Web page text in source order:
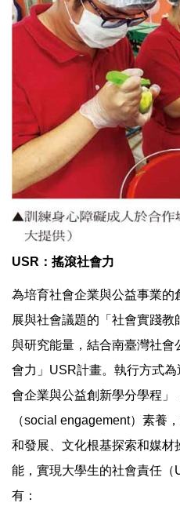
USR ：搖滾社會力
為培育社會企業與公益事業
展與社會議題的「社會實踐
與研究能量，結合南臺灣社
會力」USR計畫。執行方式
會企業與公益創新學分學程」
（social engagement）素養
和發展、文化根基探索和媒材
能，實現大學生的社會責任
有：